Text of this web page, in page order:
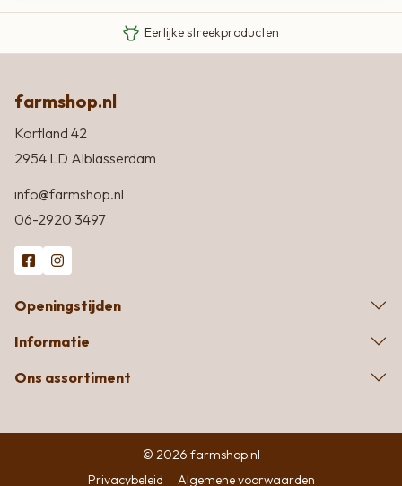
Eigen Limousin runderen
Eerlijke streekproducten
farmshop.nl
Kortland 42
2954 LD Alblasserdam
info@farmshop.nl
06-2920 3497
Openingstijden
Informatie
Ons assortiment
© 2026 farmshop.nl
Privacybeleid
Algemene voorwaarden